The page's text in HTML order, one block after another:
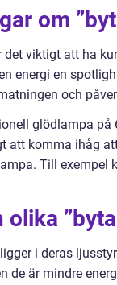
om
det viktigt att ha
energi en
och
glödlampa
att komma ihåg
Till exempel
i deras
de är mindre